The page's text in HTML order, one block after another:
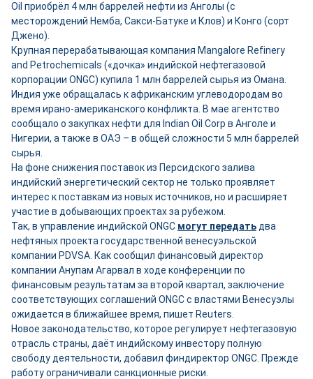
Oil приобрёл 4 млн баррелей нефти из Анголы (с
месторождений Немба, Сакси-Батуке и Клов) и Конго (сорт
Джено).
Крупная перерабатывающая компания Mangalore Refinery
and Petrochemicals («дочка» индийской нефтегазовой
корпорации ONGC) купила 1 млн баррелей сырья из Омана.
Индия уже обращалась к африканским углеводородам во
время ирано-американского конфликта. В мае агентство
сообщало о закупках нефти для Indian Oil Corp в Анголе и
Нигерии, а также в ОАЭ – в общей сложности 5 млн баррелей
сырья.
На фоне снижения поставок из Персидского залива
индийский энергетический сектор не только проявляет
интерес к поставкам из новых источников, но и расширяет
участие в добывающих проектах за рубежом.
Так, в управление индийской ONGC могут передать два
нефтяных проекта государственной венесуэльской
компании PDVSA. Как сообщил финансовый директор
компании Анупам Агарвал в ходе конференции по
финансовым результатам за второй квартал, заключение
соответствующих соглашений ONGC с властями Венесуэлы
ожидается в ближайшее время, пишет Reuters.
Новое законодательство, которое регулирует нефтегазовую
отрасль страны, даёт индийскому инвестору полную
свободу деятельности, добавил финдиректор ONGC. Прежде
работу ограничивали санкционные риски.